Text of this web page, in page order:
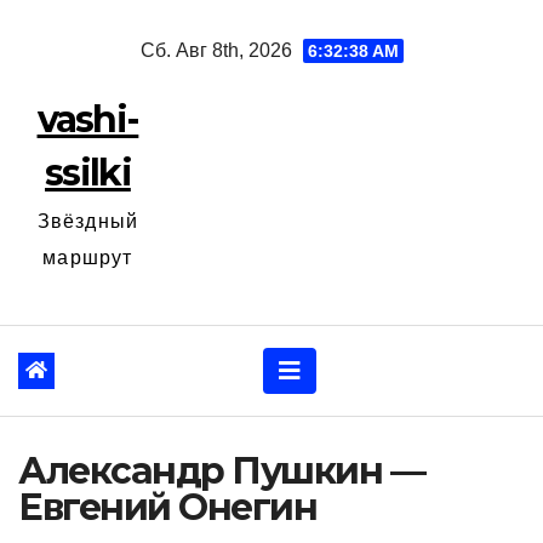
Сб. Авг 8th, 2026 6:32:39 AM
vashi-
ssilki
Звёздный
маршрут
Александр Пушкин —
Евгений Онегин